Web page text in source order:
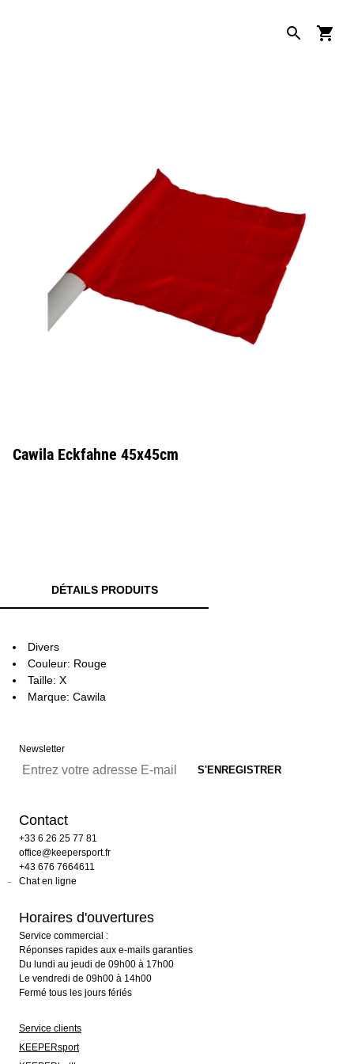
Cawila Eckfahne 45x45cm
DÉTAILS PRODUITS
Divers
Couleur: Rouge
Taille: X
Marque: Cawila
Newsletter
Contact
+33 6 26 25 77 81
office@keepersport.fr
+43 676 7664611
Chat en ligne
Horaires d'ouvertures
Service commercial :
Réponses rapides aux e-mails garanties
Du lundi au jeudi de 09h00 à 17h00
Le vendredi de 09h00 à 14h00
Fermé tous les jours fériés
Service clients
KEEPERsport